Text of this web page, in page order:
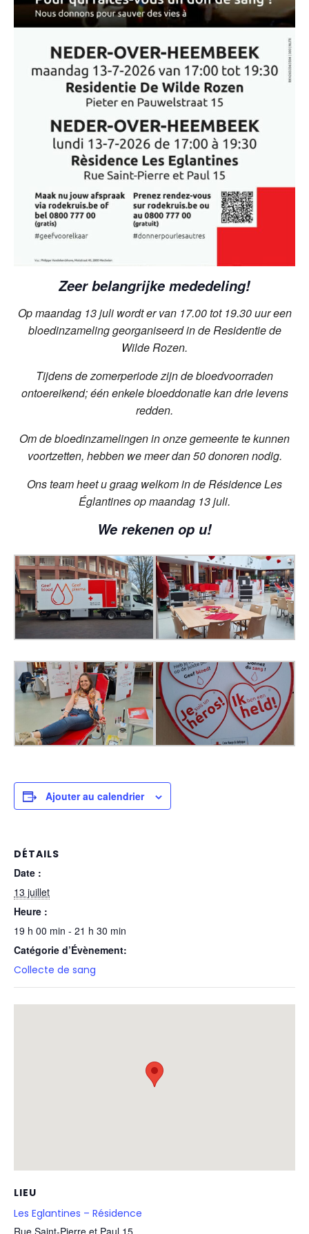
Zeer belangrijke mededeling!
Op maandag 13 juli wordt er van 17.00 tot 19.30 uur een
bloedinzameling georganiseerd in de Residentie de
Wilde Rozen.
Tijdens de zomerperiode zijn de bloedvoorraden
ontoereikend; één enkele bloeddonatie kan drie levens
redden.
Om de bloedinzamelingen in onze gemeente te kunnen
voortzetten, hebben we meer dan 50 donoren nodig.
Ons team heet u graag welkom in de Résidence Les
Églantines op maandag 13 juli.
We rekenen op u!
Ajouter au calendrier
DÉTAILS
Date :
13 juillet
Heure :
19 h 00 min - 21 h 30 min
Catégorie d’Évènement:
Collecte de sang
LIEU
Les Eglantines – Résidence
Rue Saint-Pierre et Paul 15